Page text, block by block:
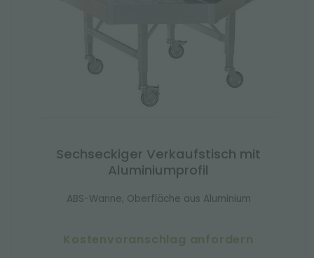
Sechseckiger Verkaufstisch mit
Aluminiumprofil
ABS-Wanne, Oberfläche aus Aluminium
Kostenvoranschlag anfordern